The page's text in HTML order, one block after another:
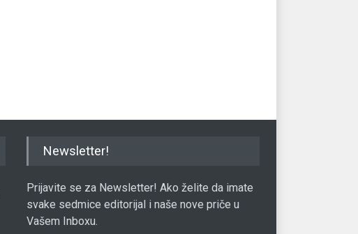
Newsletter!
Prijavite se za Newsletter! Ako želite da imate
svake sedmice editorijal i naše nove priče u
Vašem Inboxu.